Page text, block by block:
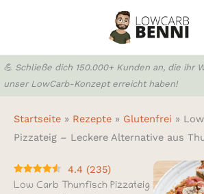
💪 Schließe dich 150.000+ Kunden an, die ihr
unser LowCarb-Konzept erreicht haben!
Startseite » Rezepte » Glutenfrei »
Pizzateig – Leckere Alternative aus
4.4 (235)
Low Carb Thunfisch Pizzateig